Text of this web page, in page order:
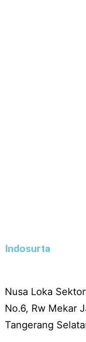
Indosurta
Nusa Loka
No.6, Rw Mekar
Tangerang